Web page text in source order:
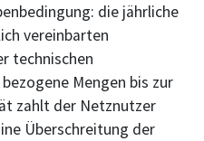
die jährliche
vereinbarten
technischen
Mengen bis zur
zahlt der Netznutzer
Überschreitung der